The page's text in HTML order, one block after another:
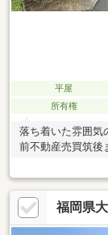
平屋
所有権
落ち着いた雰囲気
前不動産売買筑後
福岡県